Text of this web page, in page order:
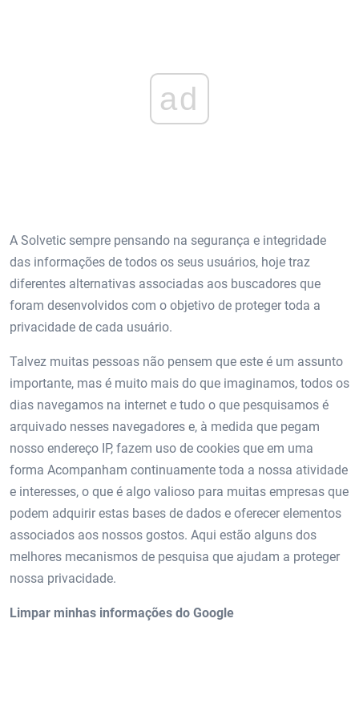
ad
A Solvetic sempre pensando na segurança e integridade
das informações de todos os seus usuários, hoje traz
diferentes alternativas associadas aos buscadores que
foram desenvolvidos com o objetivo de proteger toda a
privacidade de cada usuário.
Talvez muitas pessoas não pensem que este é um assunto
importante, mas é muito mais do que imaginamos, todos os
dias navegamos na internet e tudo o que pesquisamos é
arquivado nesses navegadores e, à medida que pegam
nosso endereço IP, fazem uso de cookies que em uma
forma Acompanham continuamente toda a nossa atividade
e interesses, o que é algo valioso para muitas empresas que
podem adquirir estas bases de dados e oferecer elementos
associados aos nossos gostos. Aqui estão alguns dos
melhores mecanismos de pesquisa que ajudam a proteger
nossa privacidade.
Limpar minhas informações do Google